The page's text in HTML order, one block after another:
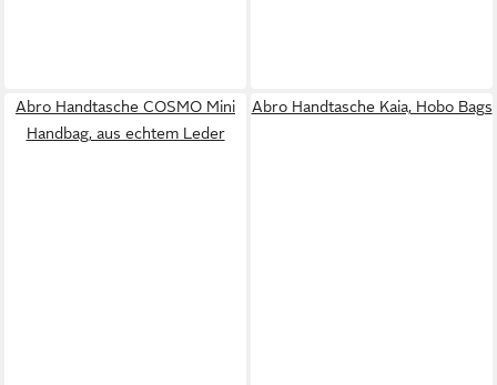
Abro Handtasche COSMO Mini
Handbag, aus echtem Leder
Abro Handtasche Kaia, Hobo Bags